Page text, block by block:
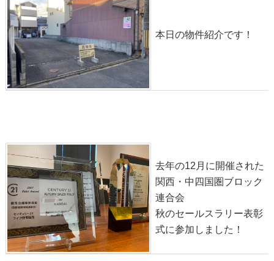
本日の物件紹介です！
去年の12月に開催された
関西・中四国圏ブロック
連合会
秋のセールスラリー表彰
式に参加しました！